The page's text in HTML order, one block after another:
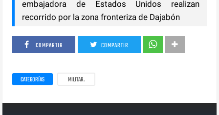
embajadora de Estados Unidos realizan
recorrido por la zona fronteriza de Dajabón
COMPARTIR COMPARTIR
CATEGORÍAS MILITAR.